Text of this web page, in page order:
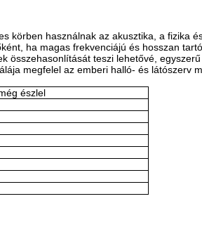
körben használnak az akusztika, a fizika
ha magas frekvenciájú és hosszan
összehasonlítását teszi lehetővé,
megfelel az emberi halló- és látószerv
észlel